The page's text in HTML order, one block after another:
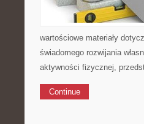
wartościowe materiały
świadomego rozwijania
aktywności fizycznej,
Continue